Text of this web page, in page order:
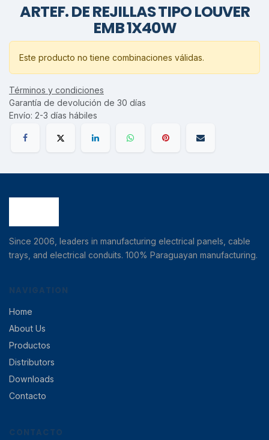
ARTEF. DE REJILLAS TIPO LOUVER
EMB 1X40W
Este producto no tiene combinaciones válidas.
Términos y condiciones
Garantía de devolución de 30 días
Envío: 2-3 días hábiles
Since 2006, leaders in manufacturing electrical panels, cable
trays, and electrical conduits. 100% Paraguayan manufacturing.
NAVIGATION
Home
About Us
Productos
Distributors
Downloads
Contacto
CONTACTO